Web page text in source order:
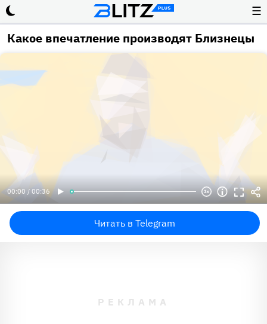
☰
Какое впечатление производят Близнецы
00:00 / 00:36
Читать в Telegram